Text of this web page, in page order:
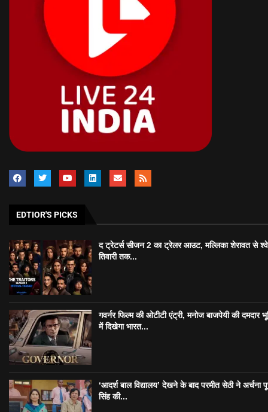
EDTIOR'S PICKS
द ट्रेटर्स सीजन 2 का ट्रेलर आउट, मल्लिका शेरावत से
तिवारी तक...
गवर्नर फिल्म की ओटीटी एंट्री, मनोज बाजपेयी की दमदार
में दिखेगा भारत...
‘आदर्श बाल विद्यालय’ देखने के बाद परमीत सेठी ने अर्चना
सिंह की...